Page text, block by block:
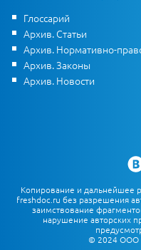
Глоссарий
Архив. Статьи
Архив. Нормативно-
Архив. Законы
Архив. Новости
Копирование и дальнейшее
freshdoc.ru без разрешения
заимствование
нарушение авторских
© 2024 ООО